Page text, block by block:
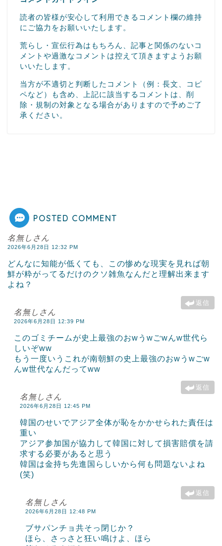
読者の皆様が安心して利用できるコメント欄の維持
にご協力をお願いいたします。
荒らし・宣伝行為はもちろん、記事と関係のないコ
メントや過激なコメントは控えて頂きますようお願
いいたします。
当方が不適切と判断したコメント（例：長文、コピ
ペなど）も含め、上記に該当するコメントは、削
除・規制の対象となる場合がありますので予めご了
承ください。
POSTED COMMENT
名無しさん
2026年6月28日 12:32 PM
どんなに知能が低くても、この惨めな現実を見れば朝
鮮が粋がってるだけのクソ雑魚なんだと理解出来ます
よね？
返信
名無しさん
2026年6月28日 12:39 PM
このゴミチームが史上最強のおwうwごwんw世代ら
しいぞww
もう一度いうこれが南朝鮮の史上最強のおwうwごw
んw世代なんだってww
返信
名無しさん
2026年6月28日 12:45 PM
韓国のせいでアジア全体が恥をかかせられた責任は
重い
アジア参加国が協力して韓国に対して損害賠償を請
求する必要があると思う
韓国は金持ち先進国らしいから何も問題ないよね
(笑)
返信
名無しさん
2026年6月28日 12:48 PM
ブサパンチョ共そっ閉じか？
ほら、さっさと狂い鳴けよ、ほら